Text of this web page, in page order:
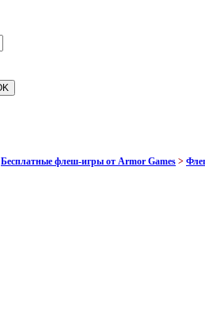
Бесплатные флеш-игры от Armor Games >